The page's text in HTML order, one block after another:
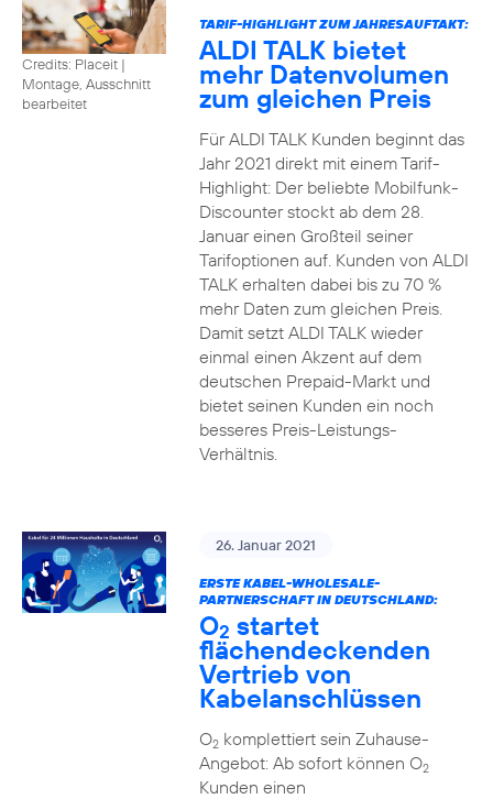
Credits: Placeit |
Montage, Ausschnitt
bearbeitet
TARIF-HIGHLIGHT ZUM JAHRESAUFTAKT:
ALDI TALK bietet
mehr Datenvolumen
zum gleichen Preis
Für ALDI TALK Kunden beginnt das
Jahr 2021 direkt mit einem Tarif-
Highlight: Der beliebte Mobilfunk-
Discounter stockt ab dem 28.
Januar einen Großteil seiner
Tarifoptionen auf. Kunden von ALDI
TALK erhalten dabei bis zu 70 %
mehr Daten zum gleichen Preis.
Damit setzt ALDI TALK wieder
einmal einen Akzent auf dem
deutschen Prepaid-Markt und
bietet seinen Kunden ein noch
besseres Preis-Leistungs-
Verhältnis.
26. Januar 2021
ERSTE KABEL-WHOLESALE-
PARTNERSCHAFT IN DEUTSCHLAND:
O2 startet
flächendeckenden
Vertrieb von
Kabelanschlüssen
O2komplettiert sein Zuhause-
Angebot: Ab sofort können O2
Kunden einen